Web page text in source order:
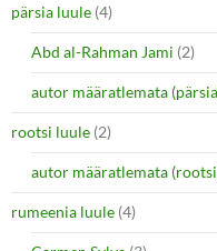
pärsia luule (4)
Abd al-Rahman Jami (2)
autor määratlemata
rootsi luule (2)
autor määratlemata
rumeenia luule (4)